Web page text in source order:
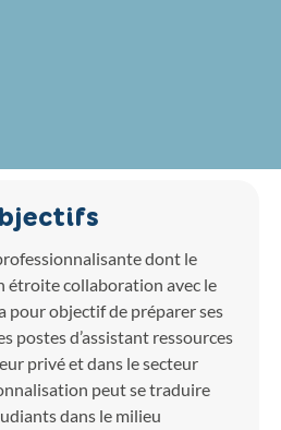
dont le
étroite collaboration avec le
pour objectif de préparer ses
postes d’assistant ressources
privé et dans le secteur
peut se traduire
dans le milieu